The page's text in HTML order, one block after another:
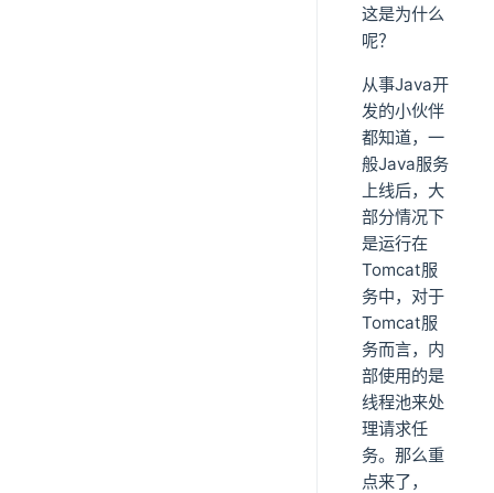
这是为什么
呢？
从事Java开
发的小伙伴
都知道，一
般Java服务
上线后，大
部分情况下
是运行在
Tomcat服
务中，对于
Tomcat服
务而言，内
部使用的是
线程池来处
理请求任
务。那么重
点来了，